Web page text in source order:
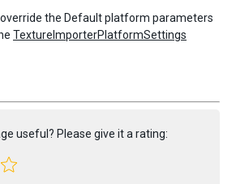
the Default platform parameters
TextureImporterPlatformSettings
useful? Please give it a rating: